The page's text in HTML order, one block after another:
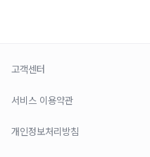
고객센터
서비스 이용약관
개인정보처리방침